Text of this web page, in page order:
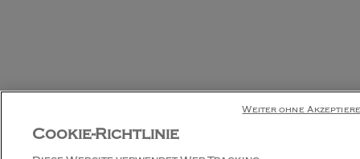
Cookie-Richtlinie
Weiter ohne